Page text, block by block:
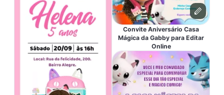
Convite Aniversário Casa
Mágica da Gabby para Editar
Online